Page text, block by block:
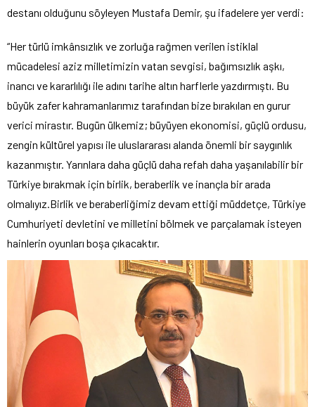
destanı olduğunu söyleyen Mustafa Demir, şu ifadelere yer verdi:
“Her türlü imkânsızlık ve zorluğa rağmen verilen istiklal
mücadelesi aziz milletimizin vatan sevgisi, bağımsızlık aşkı,
inancı ve kararlılığı ile adını tarihe altın harflerle yazdırmıştı. Bu
büyük zafer kahramanlarımız tarafından bize bırakılan en gurur
verici mirastır. Bugün ülkemiz; büyüyen ekonomisi, güçlü ordusu,
zengin kültürel yapısı ile uluslararası alanda önemli bir saygınlık
kazanmıştır. Yarınlara daha güçlü daha refah daha yaşanılabilir bir
Türkiye bırakmak için birlik, beraberlik ve inançla bir arada
olmalıyız.Birlik ve beraberliğimiz devam ettiği müddetçe, Türkiye
Cumhuriyeti devletini ve milletini bölmek ve parçalamak isteyen
hainlerin oyunları boşa çıkacaktır.